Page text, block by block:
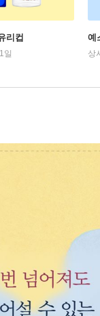
리컵
일
예
상